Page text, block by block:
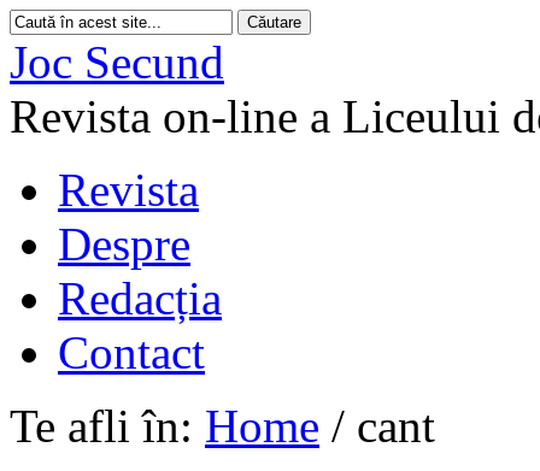
Joc Secund
Revista on-line a Liceului
Revista
Despre
Redacția
Contact
Te afli în: Home / cant